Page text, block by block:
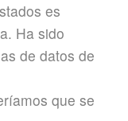
es
Ha sido
de datos de
que se